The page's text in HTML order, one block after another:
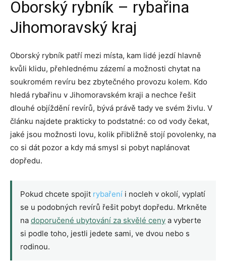
Oborský rybník – rybařina
Jihomoravský kraj
Oborský rybník patří mezi místa, kam lidé jezdí hlavně
kvůli klidu, přehlednému zázemí a možnosti chytat na
soukromém revíru bez zbytečného provozu kolem. Kdo
hledá rybařinu v Jihomoravském kraji a nechce řešit
dlouhé objíždění revírů, bývá právě tady ve svém živlu. V
článku najdete prakticky to podstatné: co od vody čekat,
jaké jsou možnosti lovu, kolik přibližně stojí povolenky, na
co si dát pozor a kdy má smysl si pobyt naplánovat
dopředu.
Pokud chcete spojit rybaření i nocleh v okolí, vyplatí
se u podobných revírů řešit pobyt dopředu. Mrkněte
na doporučené ubytování za skvělé ceny a vyberte
si podle toho, jestli jedete sami, ve dvou nebo s
rodinou.